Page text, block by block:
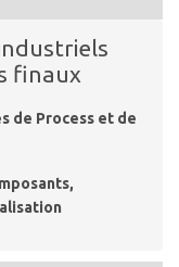
finaux
de Process et de